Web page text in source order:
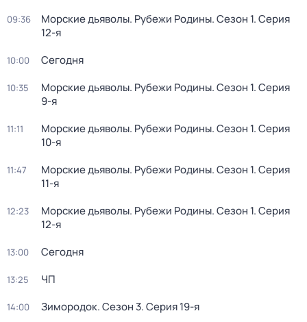
09:36 Морские дьяволы. Рубежи Родины. Сезон 1. Серия
12-я
10:00 Сегодня
10:35 Морские дьяволы. Рубежи Родины. Сезон 1. Серия
9-я
11:11 Морские дьяволы. Рубежи Родины. Сезон 1. Серия
10-я
11:47 Морские дьяволы. Рубежи Родины. Сезон 1. Серия
11-я
12:23 Морские дьяволы. Рубежи Родины. Сезон 1. Серия
12-я
13:00 Сегодня
13:25 ЧП
14:00 Зимородок. Сезон 3. Серия 19-я